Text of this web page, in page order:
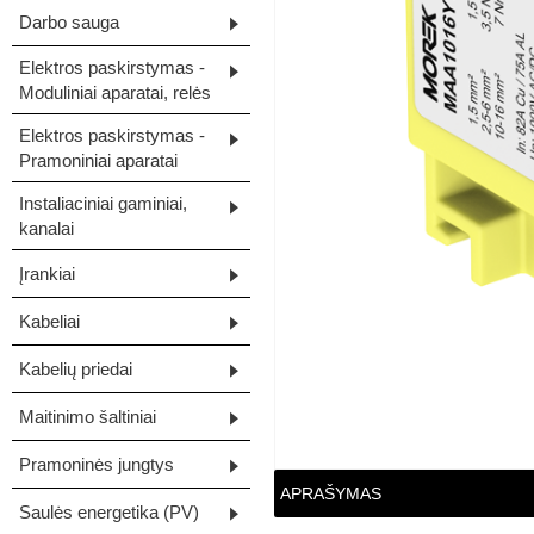
Darbo sauga
Elektros paskirstymas -
Moduliniai aparatai, relės
Elektros paskirstymas -
Pramoniniai aparatai
Instaliaciniai gaminiai,
kanalai
Įrankiai
Kabeliai
Kabelių priedai
Maitinimo šaltiniai
Pramoninės jungtys
Saulės energetika (PV)
APRAŠYMAS